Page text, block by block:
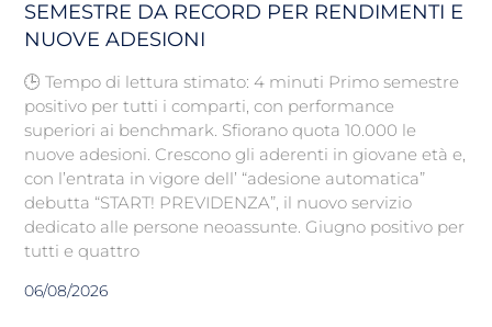
SEMESTRE DA RECORD PER RENDIMENTI E
NUOVE ADESIONI
🕒 Tempo di lettura stimato: 4 minuti Primo semestre
positivo per tutti i comparti, con performance
superiori ai benchmark. Sfiorano quota 10.000 le
nuove adesioni. Crescono gli aderenti in giovane età e,
con l’entrata in vigore dell’ “adesione automatica”
debutta “START! PREVIDENZA”, il nuovo servizio
dedicato alle persone neoassunte. Giugno positivo per
tutti e quattro
06/08/2026